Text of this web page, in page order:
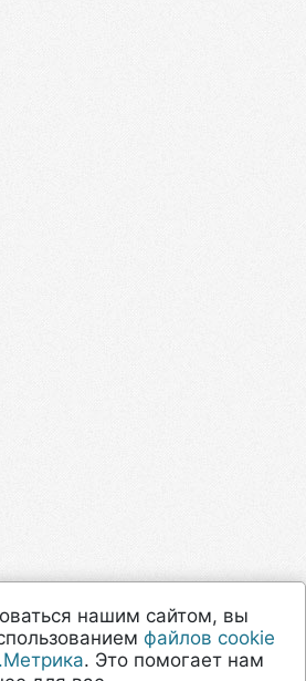
нашим сайтом, вы
файлов cookie
. Это помогает нам